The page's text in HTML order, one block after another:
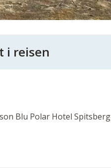
i reisen
Blu Polar Hotel